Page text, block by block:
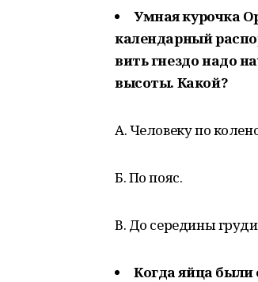
Умная курочка
календарный
вить гнездо надо
высоты. Какой?
А. Человеку по
Б. По пояс.
В. До середины
Когда яйца были